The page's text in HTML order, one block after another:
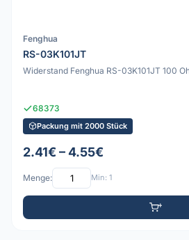
Fenghua
RS-03K101JT
Widerstand Fenghua RS-03K101JT 100
68373
Packung mit 2000 Stück
2.41€ – 4.55€
Menge: Min: 1